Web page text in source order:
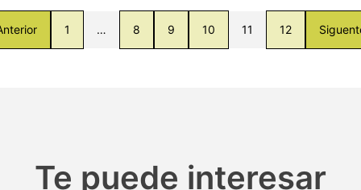
1 … 8 9 10 11 12
Te puede interesar